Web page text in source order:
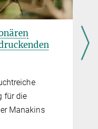
für die
Manakins